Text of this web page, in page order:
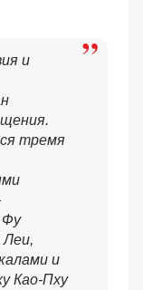
и
тремя
Фу
Леи,
и
Као-Пху